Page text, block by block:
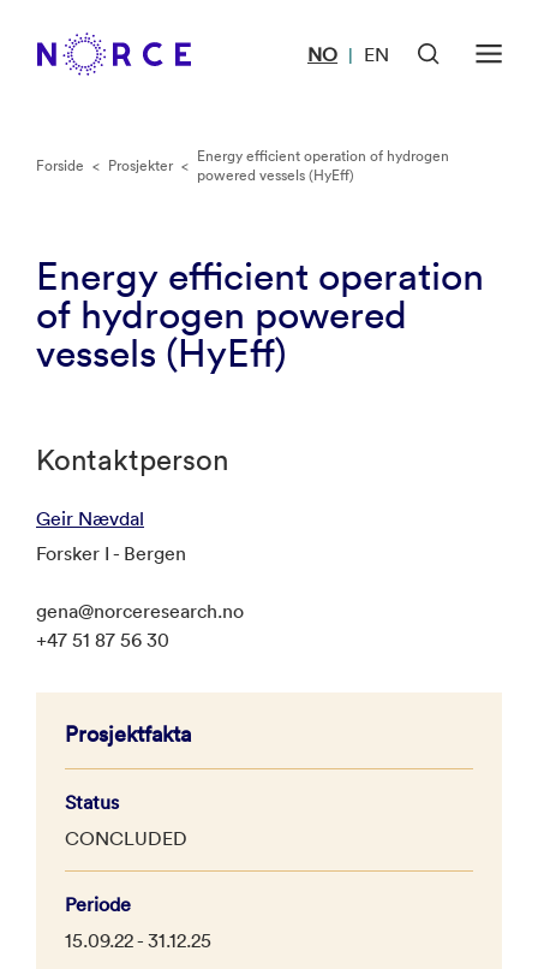
NO | EN
Forside < Prosjekter < Energy efficient operation of hydrogen
powered vessels (HyEff)
Energy efficient operation
of hydrogen powered
vessels (HyEff)
Kontaktperson
Geir Nævdal
Forsker I - Bergen
gena@norceresearch.no
+47 51 87 56 30
Prosjektfakta
Status
CONCLUDED
Periode
15.09.22 - 31.12.25